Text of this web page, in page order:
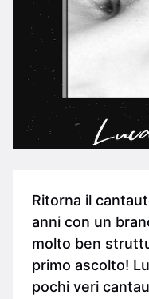
Ritorna il
anni con un
molto ben
primo ascolto!
pochi veri